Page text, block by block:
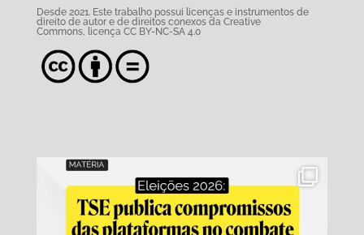
Desde 2021. Este trabalho possui licenças e instrumentos de
direito de autor e de direitos conexos da Creative
Commons,
licença CC BY-NC-SA 4.0